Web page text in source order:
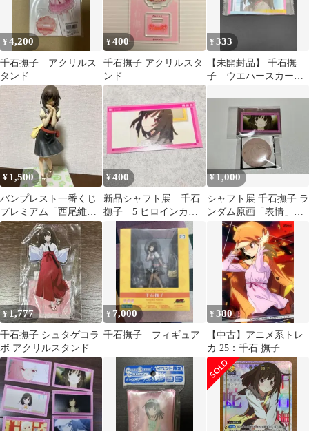
¥4,200
千石撫子 アクリルス
タンド
¥400
千石撫子 アクリルスタ
ンド
¥333
【未開封品】 千石撫
子 ウエハースカー
¥ 1,500
バンプレスト一番くじ
プレミアム「西尾維新
アニメプロジェクトで
登場した千石撫子
¥400
新品シャフト展 千石
撫子 5 ヒロインカー
¥1,000
シャフト展 千石撫子 ラ
ンダム原画「表情」缶
バッジコレクション ヒ
ロインカード
¥ 1,777
千石撫子 シュタゲコラ
ボ アクリルスタンド
¥ 7,000
千石撫子 フィギュア
¥380
【中古】アニメ系トレ
カ 25：千石 撫子